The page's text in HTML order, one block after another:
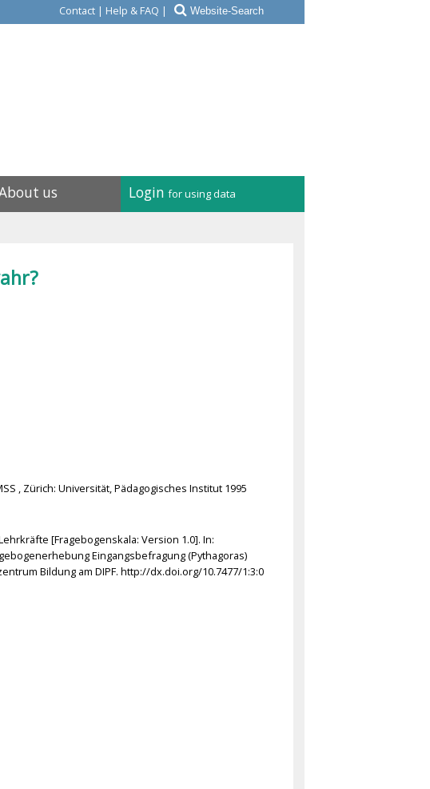
Contact | Help & FAQ |
Login for using data
us
, Zürich: Universität, Pädagogisches Institut 1995
[Fragebogenskala: Version 1.0]. In:
Eingangsbefragung (Pythagoras)
Bildung am DIPF. http://dx.doi.org/10.7477/1:3:0